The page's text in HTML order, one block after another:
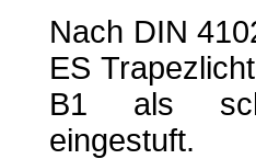
Nach DIN
ES
B1 als
eingestuft.